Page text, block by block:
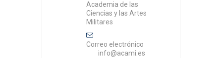
Academia de las
Ciencias y las Artes
Militares
Correo electrónico
info@acami.es